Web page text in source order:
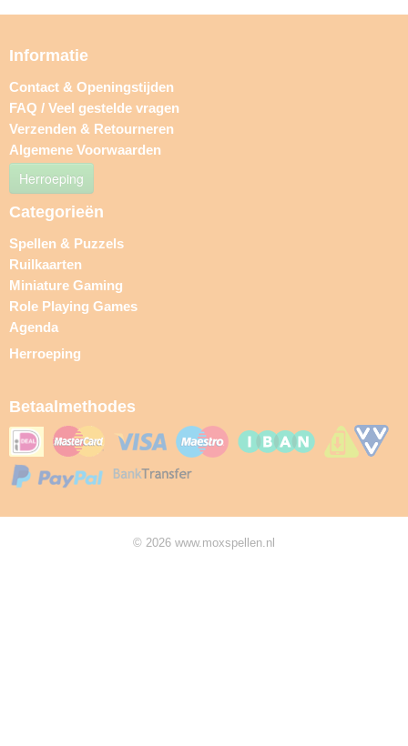
Informatie
Contact & Openingstijden
FAQ / Veel gestelde vragen
Verzenden & Retourneren
Algemene Voorwaarden
Herroeping
Categorieën
Spellen & Puzzels
Ruilkaarten
Miniature Gaming
Role Playing Games
Agenda
Herroeping
Betaalmethodes
© 2026 www.moxspellen.nl